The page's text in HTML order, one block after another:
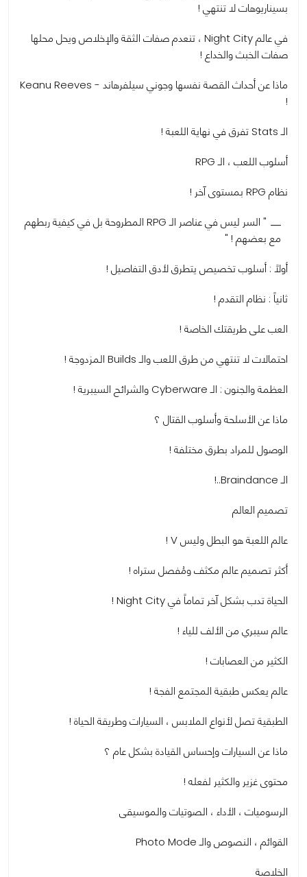
بسيناريوهات لا تنتهي !
في عالم Night City ، تنعدم صفات الثقة والإخلاص ويحل محلها
صفات الخبث والخداع !
ماذا عن أحداث القصة نفسها وجوني سيلفرهاند - Keanu Reeves
!
الـ Stats تفرق في نهاية اللعبة !
أسلوب اللعب ، الـ RPG
نظام RPG بمستوى آخر !
" السر ليس في عناصر الـ RPG المطروحة بل في كيفية ربطهم
مع بعضهم ! "
أولاً : أسلوب تخصيص يتطرق لأدق التفاصيل !
ثانياً : نظام التقدم !
العب على طريقتك الخاصة !
احتمالات لا تنتهي من طرق اللعب والـ Builds المزدوجة !
العظمة والجنون : الـ Cyberware والشرائح السيبرية !
ماذا عن الأسلحة وأسلوب القتال ؟
الوصول للمراد بطرق مختلفة !
الـ Braindance..!
تصميم العالم
عالم اللعبة هو البطل وليس V !
أكثر تصميم عالم مكثف ومُفصل ستراه !
الحياة تدب بشكل آخر تماماً في Night City !
عالم سيبري من الألف للياء !
الكثير من العصابات !
عالم يعكس طبقية المجتمع الفجة !
الطبقية تصل لأنواع الملابس ، السيارات وطريقة الحياة !
ماذا عن السيارات وإحساس القيادة بشكل عام ؟
محتوى غزير والكثير لفعله !
الرسوميات ، الأداء ، الصوتيات والموسيقى
القوائم ، النصوص والـ Photo Mode
الخلاصة